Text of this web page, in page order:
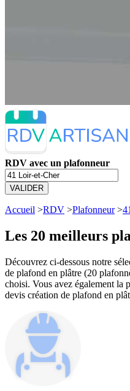
RDV avec un plafonneur
VALIDER
Accueil >RDV >Plafonneur>
Les 20 meilleurs
Découvrez ci-dessous notre
de plafond en plâtre (20
choisi. Vous avez également la
devis création de plafond en